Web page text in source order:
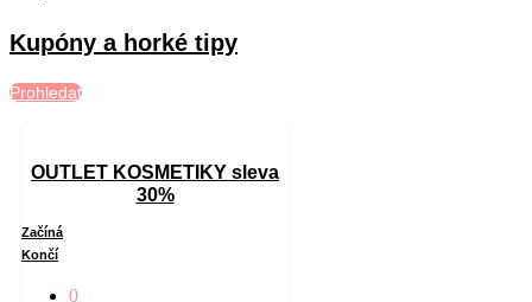
Kupóny a horké tipy
Prohledat
OUTLET KOSMETIKY sleva
30%
Začíná
Končí
0